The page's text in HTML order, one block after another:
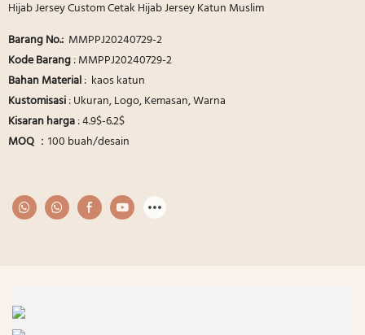
Hijab Jersey Custom Cetak Hijab Jersey Katun Muslim
Barang No.: MMPPJ20240729-2
Kode Barang: MMPPJ20240729-2
Bahan Material: kaos katun
Kustomisasi: Ukuran, Logo, Kemasan, Warna
Kisaran harga: 4.9$-6.2$
MOQ ：100 buah/desain